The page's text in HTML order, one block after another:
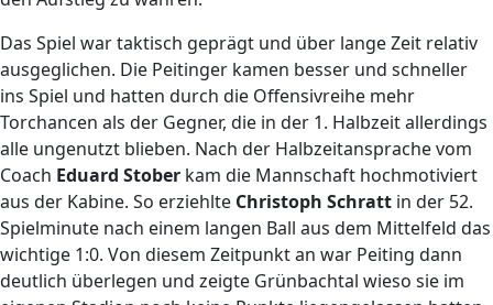
Das Spiel war taktisch geprägt und über lange Zeit relativ
ausgeglichen. Die Peitinger kamen besser und schneller
ins Spiel und hatten durch die Offensivreihe mehr
Torchancen als der Gegner, die in der 1. Halbzeit allerdings
alle ungenutzt blieben. Nach der Halbzeitansprache vom
Coach Eduard Stober kam die Mannschaft hochmotiviert
aus der Kabine. So erziehlte Christoph Schratt in der 52.
Spielminute nach einem langen Ball aus dem Mittelfeld das
wichtige 1:0. Von diesem Zeitpunkt an war Peiting dann
deutlich überlegen und zeigte Grünbachtal wieso sie im